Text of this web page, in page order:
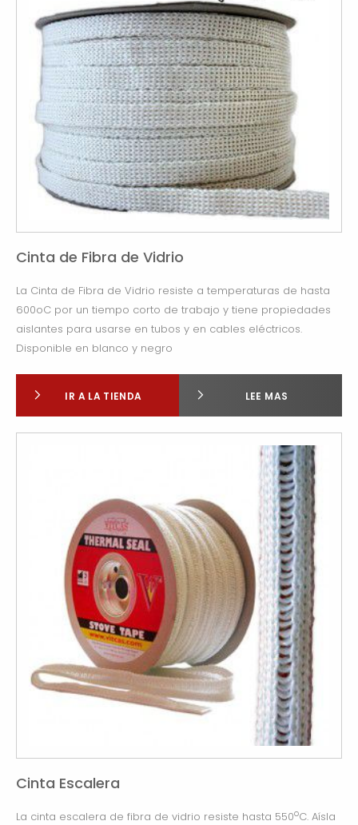
Cinta de Fibra de Vidrio
La Cinta de Fibra de Vidrio resiste a temperaturas de hasta
600oC por un tiempo corto de trabajo y tiene propiedades
aislantes para usarse en tubos y en cables eléctricos.
Disponible en blanco y negro
IR A LA TIENDA LEE MAS
Cinta Escalera
La cinta escalera de fibra de vidrio resiste hasta 550oC. Aísla